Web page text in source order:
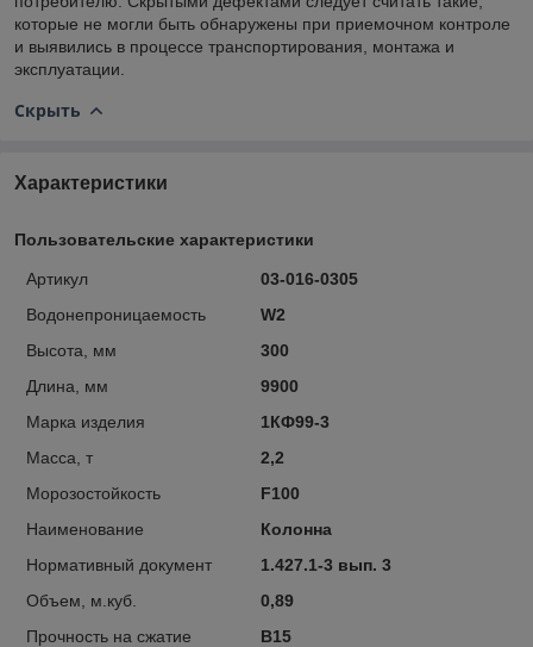
которые не могли быть обнаружены при приемочном контроле
и выявились в процессе транспортирования, монтажа и
эксплуатации.
Скрыть
Характеристики
Пользовательские характеристики
Артикул
03-016-0305
Водонепроницаемость
W2
Высота, мм
300
Длина, мм
9900
Марка изделия
1КФ99-3
Масса, т
2,2
Морозостойкость
F100
Наименование
Колонна
Нормативный документ
1.427.1-3 вып. 3
Объем, м.куб.
0,89
Прочность на сжатие
В15